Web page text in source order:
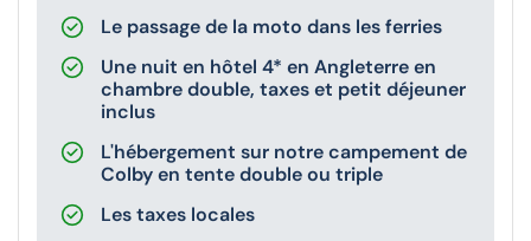
Le passage de la moto dans les ferries
Une nuit en hôtel 4* en Angleterre en
chambre double, taxes et petit déjeuner
inclus
L'hébergement sur notre campement de
Colby en tente double ou triple
Les taxes locales